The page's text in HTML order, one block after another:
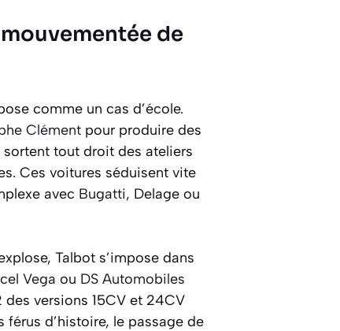
de
comme un cas d’école.
Clément pour produire des
sortent tout droit des ateliers
Ces voitures séduisent vite
avec Bugatti, Delage ou
Talbot s’impose dans
Vega ou DS Automobiles
des versions 15CV et 24CV
d’histoire, le passage de